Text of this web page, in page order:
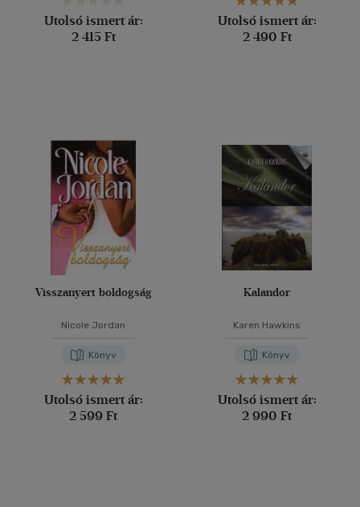
Utolsó ismert ár:
2 415 Ft
Utolsó ismert ár:
2 490 Ft
Visszanyert boldogság
Nicole Jordan
Könyv
Utolsó ismert ár:
2 599 Ft
Kalandor
Karen Hawkins
Könyv
Utolsó ismert ár:
2 990 Ft